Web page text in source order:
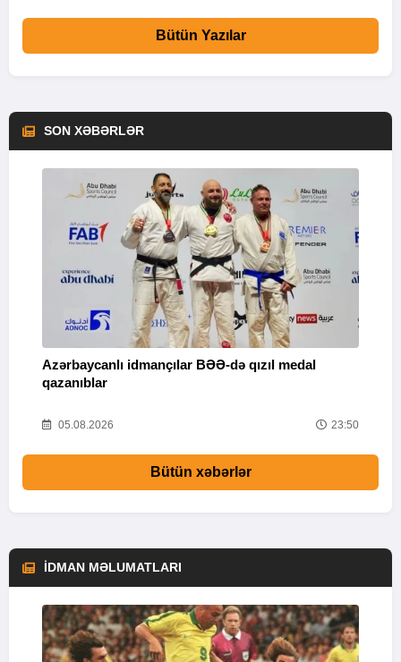
Bütün Yazılar
SON XƏBƏRLƏR
Azərbaycanlı idmançılar BƏƏ-də qızıl medal
qazanıblar
05.08.2026 23:50
Bütün xəbərlər
İDMAN MƏLUMATLARI